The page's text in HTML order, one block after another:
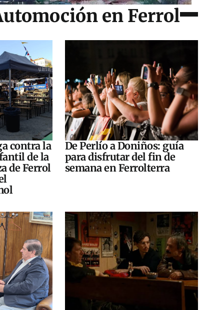
en Ferrol
contra la
de la
de Ferrol
De Perlío a Doniños: guía
para disfrutar del fin de
semana en Ferrolterra